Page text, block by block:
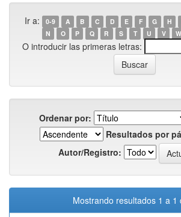
Ir a: 0-9 A B C D E F G H
N
O P Q R S T U V W
O introducir las primeras letras:
Ordenar por:
Resultados por
Autor/Registro:
Mostrando resultados 1 a 1